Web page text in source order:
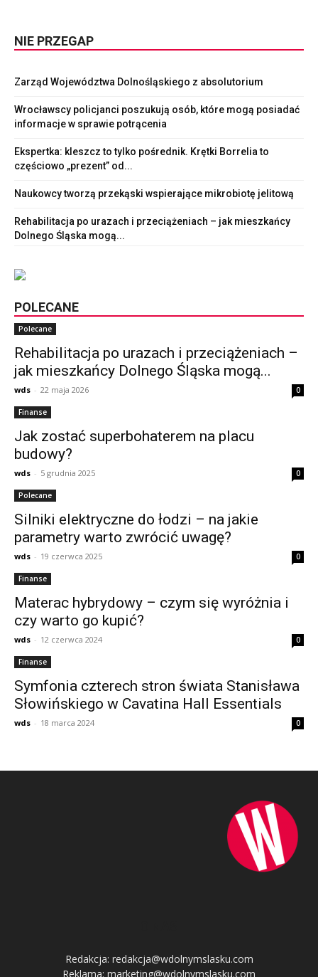
NIE PRZEGAP
Zarząd Województwa Dolnośląskiego z absolutorium
Wrocławscy policjanci poszukują osób, które mogą posiadać
informacje w sprawie potrącenia
Ekspertka: kleszcz to tylko pośrednik. Krętki Borrelia to
częściowo „prezent” od...
Naukowcy tworzą przekąski wspierające mikrobiotę jelitową
Rehabilitacja po urazach i przeciążeniach – jak mieszkańcy
Dolnego Śląska mogą...
POLECANE
Polecane
Rehabilitacja po urazach i przeciążeniach –
jak mieszkańcy Dolnego Śląska mogą...
wds - 22 maja 2026 0
Finanse
Jak zostać superbohaterem na placu
budowy?
wds - 5 grudnia 2025 0
Polecane
Silniki elektryczne do łodzi – na jakie
parametry warto zwrócić uwagę?
wds - 19 czerwca 2025 0
Finanse
Materac hybrydowy – czym się wyróżnia i
czy warto go kupić?
wds - 12 czerwca 2024 0
Finanse
Symfonia czterech stron świata Stanisława
Słowińskiego w Cavatina Hall Essentials
wds - 18 marca 2024 0
Redakcja: redakcja@wdolnymslasku.com
Reklama: marketing@wdolnymslasku.com